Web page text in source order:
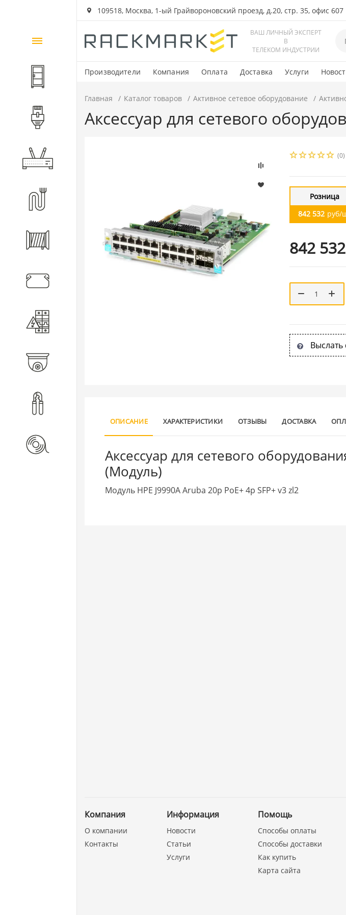
109518, Москва, 1-ый Грайвороновский проезд, д.20, стр. 35, офис 607
ВАШ ЛИЧНЫЙ ЭКСПЕРТ
В
ТЕЛЕКОМ ИНДУСТРИИ
Производители Компания Оплата Доставка Услуги
Каталог
товаров
Шкафы и стойки
Компоненты СКС
Главная Каталог товаров Активное сетевое оборудование
Аксессуар для сетевого
(0)
Розница
842 532 руб/
842
ОПИСАНИЕ ХАРАКТЕРИСТИКИ ОТЗЫВЫ ДОСТАВКА
Аксессуар для сетевого
(Модуль)
Модуль HPE J9990A Aruba 20p PoE+ 4p SFP+ v3 zl2
Компания
О компании
Контакты
Информация
Новости
Статьи
Услуги
Помощь
Способы оплаты
Способы доставки
Как купить
Карта сайта